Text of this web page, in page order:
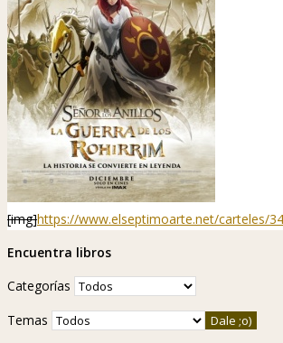
[img]https://www.elseptimoarte.net/carteles/
Encuentra libros
Categorías
Temas